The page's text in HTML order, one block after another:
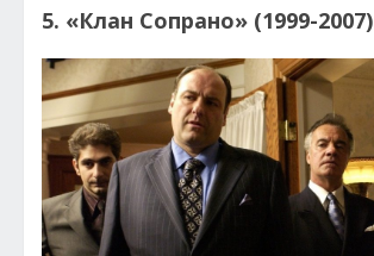
5. «Клан Сопрано» (1999-2007)